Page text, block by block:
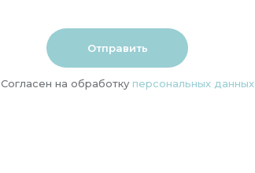
Согласен на обработку персональных данных